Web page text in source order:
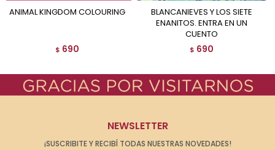
ANIMAL KINGDOM COLOURING
$ 690
BLANCANIEVES Y LOS SIETE
ENANITOS. ENTRA EN UN
CUENTO
$ 690
NEWSLETTER
¡SUSCRIBITE Y RECIBÍ TODAS NUESTRAS NOVEDADES!